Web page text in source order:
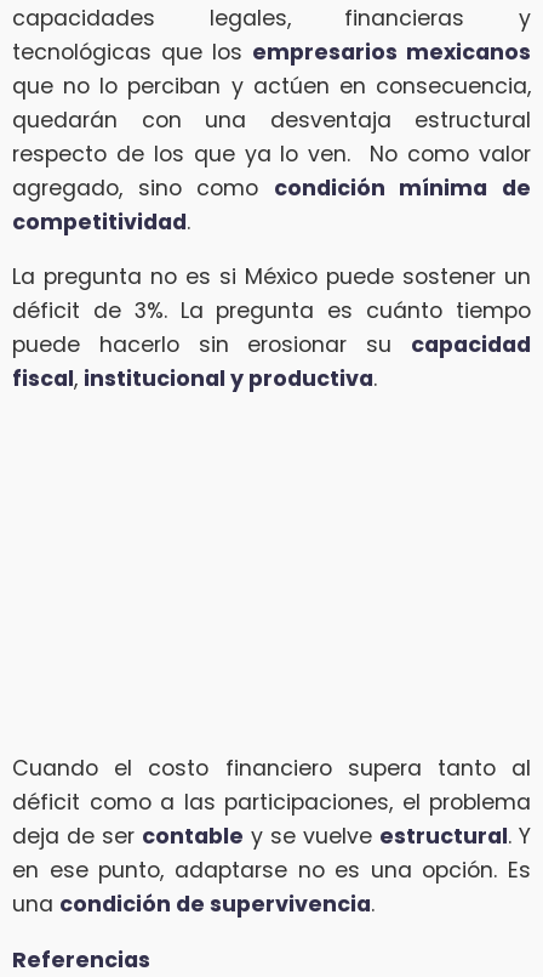
capacidades legales, financieras y
tecnológicas que los empresarios mexicanos
que no lo perciban y actúen en consecuencia,
quedarán con una desventaja estructural
respecto de los que ya lo ven. No como valor
agregado, sino como condición mínima de
competitividad.
La pregunta no es si México puede sostener un
déficit de 3%. La pregunta es cuánto tiempo
puede hacerlo sin erosionar su capacidad
fiscal, institucional y productiva.
Cuando el costo financiero supera tanto al
déficit como a las participaciones, el problema
deja de ser contable y se vuelve estructural. Y
en ese punto, adaptarse no es una opción. Es
una condición de supervivencia.
Referencias